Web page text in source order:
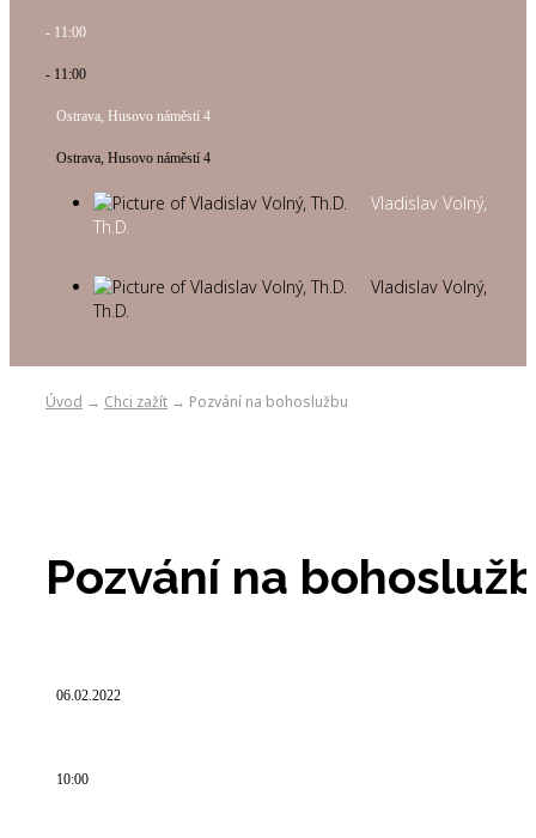
- 11:00
- 11:00
Ostrava, Husovo náměstí 4
Ostrava, Husovo náměstí 4
Vladislav Volný,
Th.D.
Vladislav Volný,
Th.D.
Úvod → Chci zažít → Pozvání na bohoslužbu
Pozvání na
06.02.2022
10:00